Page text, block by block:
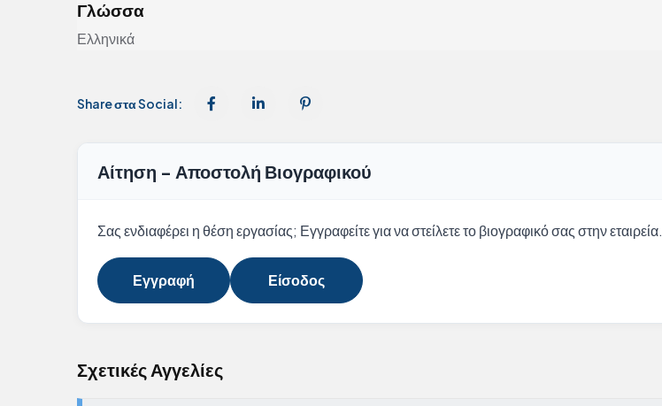
Γλώσσα
Ελληνικά
Share στα Social:
Αίτηση - Αποστολή Βιογραφικού
Σας ενδιαφέρει η θέση εργασίας; Εγγραφείτε για να στείλετε το βιογραφικό σας στην εταιρεία.
Εγγραφή Είσοδος
Σχετικές Αγγελίες